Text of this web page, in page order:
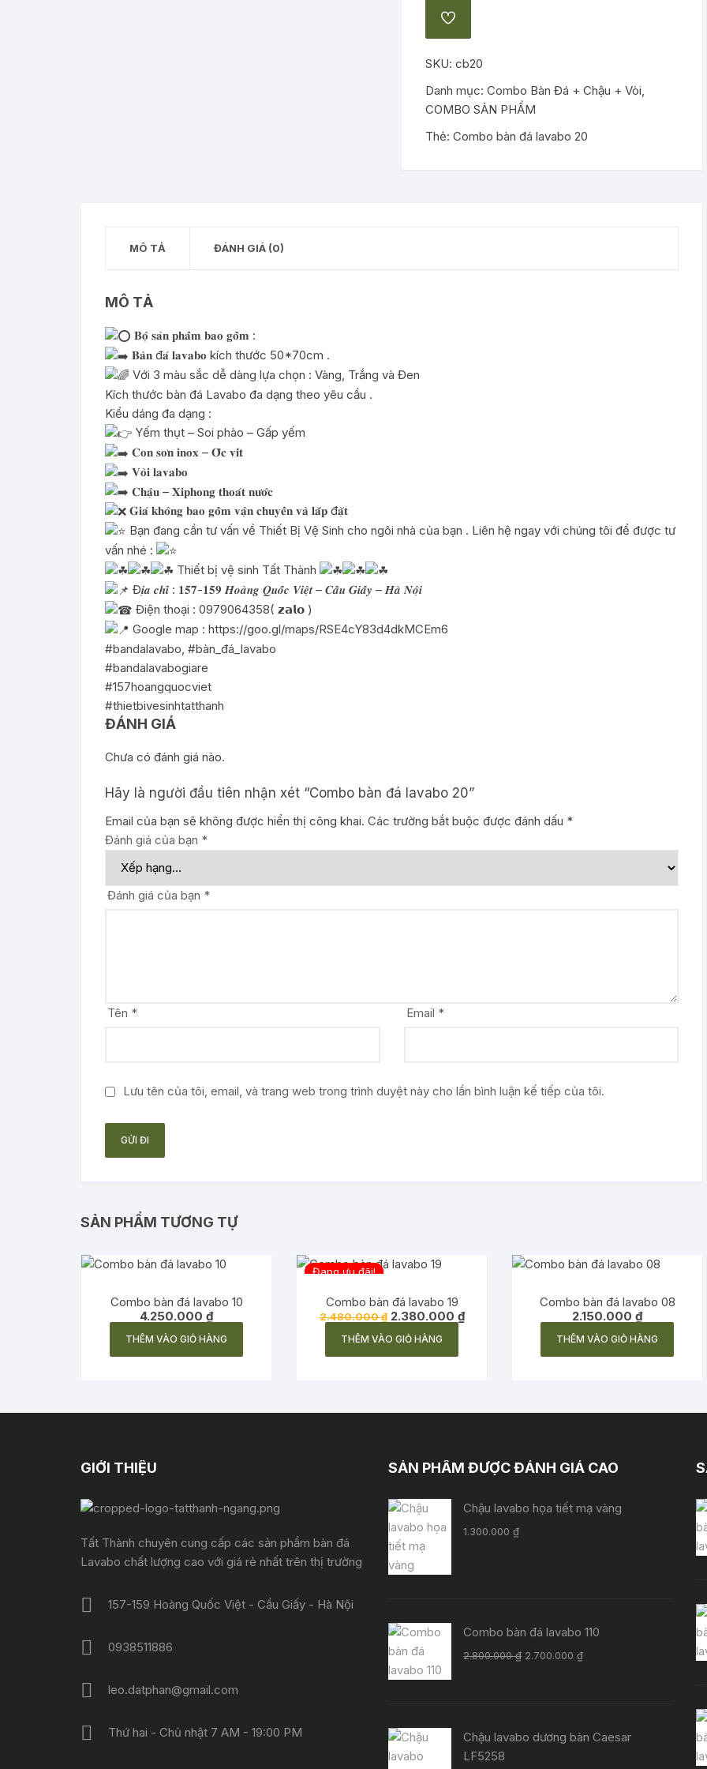
lavabo
lượng
ADD
SKU:cb20
Danh mục:Combo Bàn Đá + Chậu + Vòi,
COMBO SẢN PHẨM
Thẻ:Combo bàn đá lavabo 20
MÔ TẢ ĐÁNH GIÁ (0)
MÔ TẢ
𝐁𝐨̣̂ 𝐬𝐚̉𝐧 𝐩𝐡𝐚̂̉𝐦 𝐛𝐚𝐨 𝐠𝐨̂̀𝐦 :
𝐁𝐚̀𝐧 đ𝐚́ 𝐥𝐚𝐯𝐚𝐛𝐨 kích thước 50*70cm .
Với 3 màu sắc dễ dàng lựa chọn : Vàng, Trắng và Đen
Kích thước bàn đá Lavabo đa dạng theo yêu cầu .
Kiểu dáng đa dạng :
Yếm thụt – Soi phào – Gấp yếm
𝐂𝐨𝐧 𝐬𝐨̛𝐧 𝐢𝐧𝐨𝐱 – 𝐎̂́𝐜 𝐯𝐢́𝐭
𝐕𝐨̀𝐢 𝐥𝐚𝐯𝐚𝐛𝐨
𝐂𝐡𝐚̣̂𝐮 – 𝐗𝐢𝐩𝐡𝐨𝐧𝐠 𝐭𝐡𝐨𝐚́𝐭 𝐧𝐮̛𝐨̛́𝐜
𝐆𝐢𝐚́ 𝐤𝐡𝐨̂𝐧𝐠 𝐛𝐚𝐨 𝐠𝐨̂̀𝐦 𝐯𝐚̣̂𝐧 𝐜𝐡𝐮𝐲𝐞̂̉𝐧 𝐯𝐚̀ 𝐥𝐚̆́𝐩 đ𝐚̣̆𝐭
Bạn đang cần tư vấn về Thiết Bị Vệ Sinh cho ngôi nhà của bạn . Liên hệ ngay với chúng tôi để được tư
vấn nhé :
Thiết bị vệ sinh Tất Thành
Đ𝒊̣𝒂 𝒄𝒉𝒊̉ : 𝟏𝟓𝟕-𝟏𝟓𝟗 𝑯𝒐𝒂̀𝒏𝒈 𝑸𝒖𝒐̂́𝒄 𝑽𝒊𝒆̣̂𝒕 – 𝑪𝒂̂̀𝒖 𝑮𝒊𝒂̂́𝒚 – 𝑯𝒂̀ 𝑵𝒐̣̂𝒊
Điện thoại : 0979064358( 𝘇𝗮𝗹𝗼 )
Google map : https://goo.gl/maps/RSE4cY83d4dkMCEm6
#bandalavabo, #bàn_đá_lavabo
#bandalavabogiare
#157hoangquocviet
#thietbivesinhtatthanh
ĐÁNH GIÁ
Chưa có đánh giá nào.
Hãy là người đầu tiên nhận xét “Combo bàn đá lavabo 20”
Email của bạn sẽ không được hiển thị công khai. Các trường bắt buộc được đánh dấu *
Đánh giá của bạn *
Đánh giá của bạn *
Tên * Email *
Lưu tên của tôi, email, và trang web trong trình duyệt này cho lần bình luận kế tiếp của tôi.
SẢN PHẨM TƯƠNG TỰ
Combo bàn đá lavabo 10
4.250.000 ₫
THÊM VÀO GIỎ HÀNG
Đang ưu đãi!
Combo bàn đá lavabo 19
2.480.000₫ Giá
gốc
là:
2.380.000 ₫Giá
hiện
THÊM VÀO GIỎ HÀNG
Combo bàn đá lavabo 08
2.150.000 ₫
THÊM VÀO GIỎ HÀNG
GIỚI THIỆU
Tất Thành chuyên cung cấp các sản phẩm bàn đá
Lavabo chất lượng cao với giá rẻ nhất trên thị trường
157-159 Hoàng Quốc Việt - Cầu Giấy - Hà Nội
0938511886
leo.datphan@gmail.com
Thứ hai - Chủ nhật 7 AM - 19:00 PM
SẢN PHẨM ĐƯỢC ĐÁNH GIÁ CAO
Chậu lavabo họa tiết mạ vàng
1.300.000 ₫
Combo bàn đá lavabo 110
2.800.000₫ Giá
2.700.000 ₫Giá
2.700.000 ₫.
Chậu lavabo dương bàn Caesar
LF5258